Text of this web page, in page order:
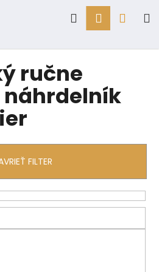
Hľadať
košík
ručne
FILTER